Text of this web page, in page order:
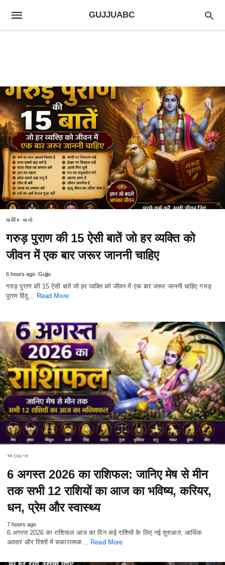
GUJJUABC
ધાર્મિક વાતો
गरुड़ पुराण की 15 ऐसी बातें जो हर व्यक्ति को
जीवन में एक बार जरूर जाननी चाहिए
6 hours ago Gujju
गरुड़ पुराण की 15 ऐसी बातें जो हर व्यक्ति को जीवन में एक बार जरूर जाननी चाहिए गरुड़
पुराण हिंदू… Read More
અધ્યાત્મ
6 अगस्त 2026 का राशिफल: जानिए मेष से मीन
तक सभी 12 राशियों का आज का भविष्य, करियर,
धन, प्रेम और स्वास्थ्य
7 hours ago
6 अगस्त 2026 का राशिफल आज का दिन कई राशियों के लिए नई शुरुआत, आर्थिक
अवसर और रिश्तों में सकारात्मक… Read More